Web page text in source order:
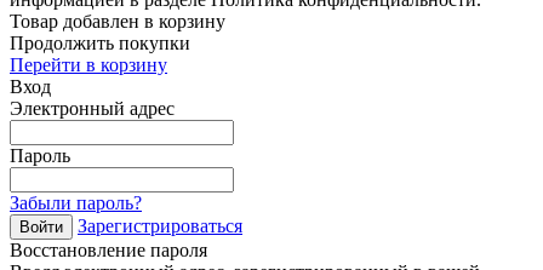
Товар добавлен в корзину
Продолжить покупки
Перейти в корзину
Вход
Электронный адрес
Пароль
Забыли пароль?
Войти
Зарегистрироваться
Восстановление пароля